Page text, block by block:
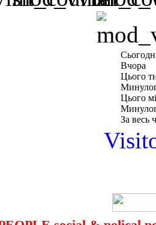
Вчора
Цього
Цього
За весь